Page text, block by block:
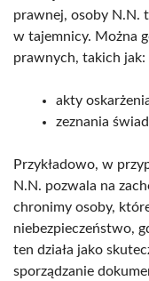
prawnej, osoby N.N.
w tajemnicy. Można
prawnych, takich jak:
akty
zeznania
Przykładowo, w
N.N. pozwala na
chronimy osoby,
niebezpieczeństwo,
ten działa jako
sporządzanie